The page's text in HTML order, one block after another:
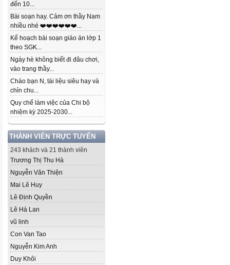
đến 10...
Bài soạn hay. Cảm ơn thầy Nam
nhiều nhé ❤️❤️❤️❤️❤️❤️...
Kế hoạch bài soạn giáo án lớp 1
theo SGK...
Ngày hè không biết đi đâu chơi,
vào trang thầy...
Chào bạn N, tài liệu siêu hay và
chỉn chu...
Quy chế làm việc của Chi bộ
nhiệm kỳ 2025-2030...
THÀNH VIÊN TRỰC TUYẾN
243 khách và 21 thành viên
Trương Thị Thu Hà
Nguyễn Văn Thiện
Mai Lê Huy
Lê Định Quyền
Lê Hà Lan
vũ linh
Con Van Tao
Nguyễn Kim Anh
Duy Khôi